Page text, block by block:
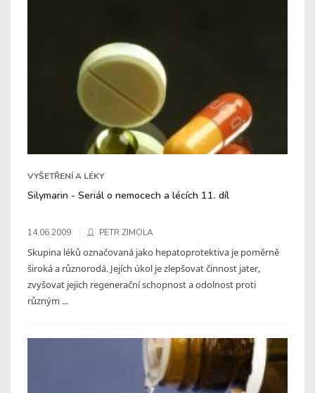
VYŠETŘENÍ A LÉKY
Silymarin - Seriál o nemocech a lécích 11. díl
14.06.2009 PETR ZIMOLA
Skupina léků označovaná jako hepatoprotektiva je poměrně
široká a různorodá. Jejích úkol je zlepšovat činnost jater,
zvyšovat jejich regenerační schopnost a odolnost proti
různým ...